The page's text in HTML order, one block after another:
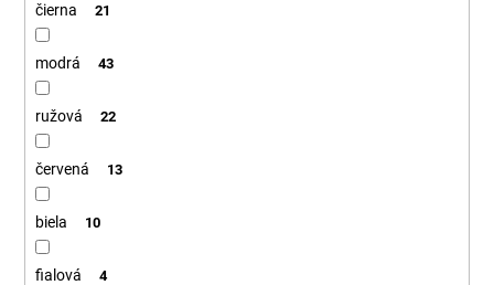
čierna 21
modrá 43
ružová 22
červená 13
biela 10
fialová 4